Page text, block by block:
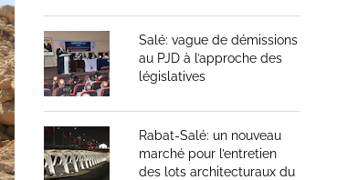
Salé: vague de démissions
au PJD à l’approche des
législatives
Rabat-Salé: un nouveau
marché pour l’entretien
des lots architecturaux du